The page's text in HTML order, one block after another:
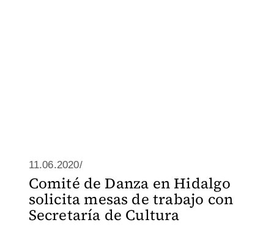
11.06.2020/
Comité de Danza en Hidalgo
solicita mesas de trabajo con
Secretaría de Cultura